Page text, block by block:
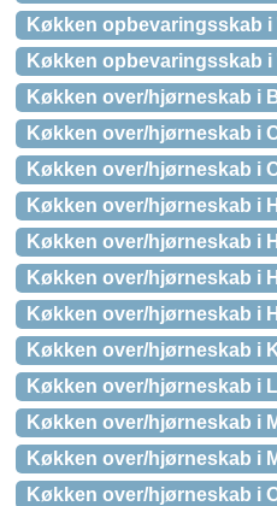
Køkken opbevaringsskab
Køkken opbevaringsskab
Køkken over/hjørneskab i
Køkken over/hjørneskab i
Køkken over/hjørneskab i
Køkken over/hjørneskab i
Køkken over/hjørneskab i
Køkken over/hjørneskab i
Køkken over/hjørneskab i
Køkken over/hjørneskab i
Køkken over/hjørneskab i
Køkken over/hjørneskab i
Køkken over/hjørneskab i
Køkken over/hjørneskab i